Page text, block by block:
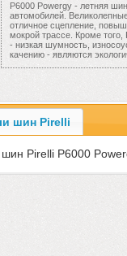
P6000 Powergy - летняя
автомобилей.
отличное сцепление,
мокрой трассе. Кроме
- низкая шумность,
качению - являются
шин Pirelli
Pirelli P6000